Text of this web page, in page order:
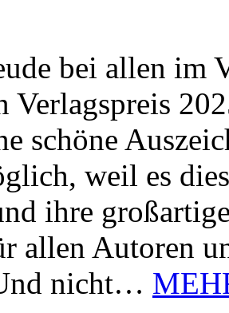
bei allen im
Verlagspreis
schöne
weil es
ihre
allen Autoren
nicht…